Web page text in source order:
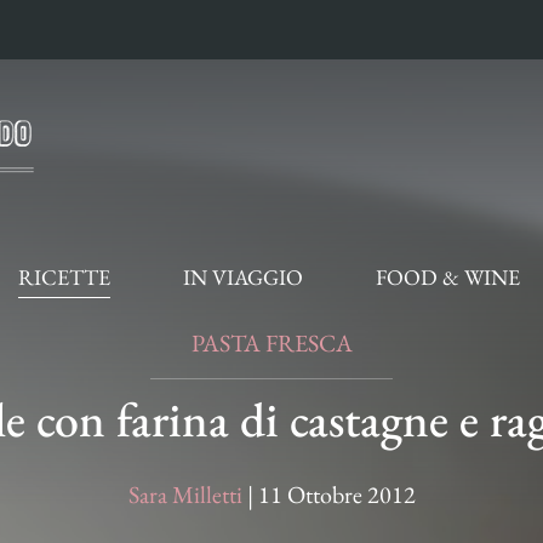
RICETTE IN VIAGGIO FOOD & WINE
PASTA FRESCA
con farina di castagne e
Sara Milletti | 11 Ottobre 2012